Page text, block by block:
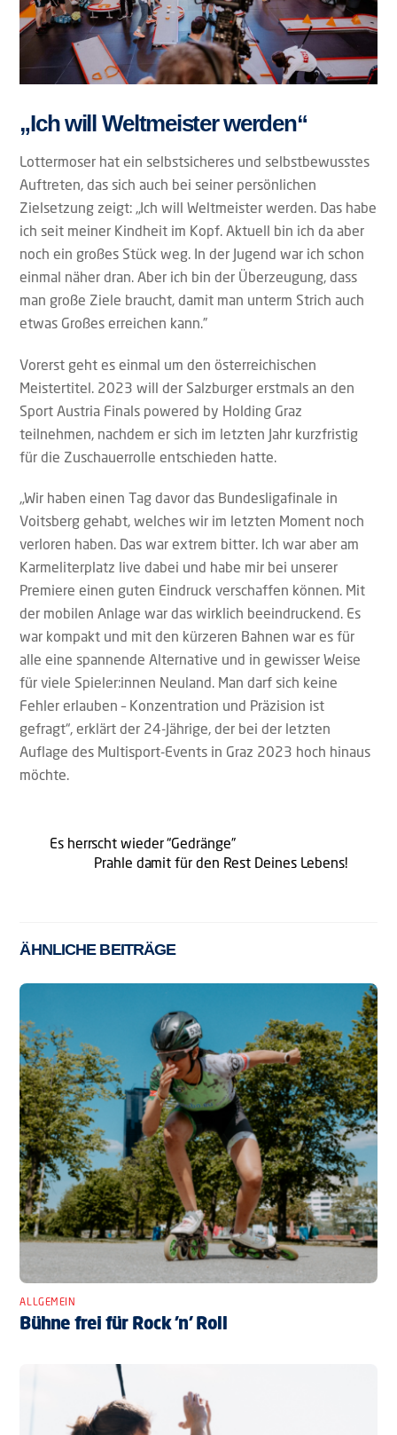
„Ich will Weltmeister werden“
Lottermoser hat ein selbstsicheres und selbstbewusstes
Auftreten, das sich auch bei seiner persönlichen
Zielsetzung zeigt: „Ich will Weltmeister werden. Das habe
ich seit meiner Kindheit im Kopf. Aktuell bin ich da aber
noch ein großes Stück weg. In der Jugend war ich schon
einmal näher dran. Aber ich bin der Überzeugung, dass
man große Ziele braucht, damit man unterm Strich auch
etwas Großes erreichen kann.”
Vorerst geht es einmal um den österreichischen
Meistertitel. 2023 will der Salzburger erstmals an den
Sport Austria Finals powered by Holding Graz
teilnehmen, nachdem er sich im letzten Jahr kurzfristig
für die Zuschauerrolle entschieden hatte.
„Wir haben einen Tag davor das Bundesligafinale in
Voitsberg gehabt, welches wir im letzten Moment noch
verloren haben. Das war extrem bitter. Ich war aber am
Karmeliterplatz live dabei und habe mir bei unserer
Premiere einen guten Eindruck verschaffen können. Mit
der mobilen Anlage war das wirklich beeindruckend. Es
war kompakt und mit den kürzeren Bahnen war es für
alle eine spannende Alternative und in gewisser Weise
für viele Spieler:innen Neuland. Man darf sich keine
Fehler erlauben – Konzentration und Präzision ist
gefragt“, erklärt der 24-Jährige, der bei der letzten
Auflage des Multisport-Events in Graz 2023 hoch hinaus
möchte.
Es herrscht wieder “Gedränge”
Prahle damit für den Rest Deines Lebens!
ÄHNLICHE BEITRÄGE
ALLGEMEIN
Bühne frei für Rock ’n’ Roll